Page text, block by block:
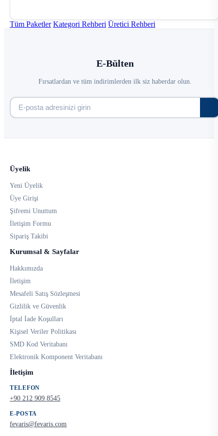
Tüm Paketler Kategori Rehberi Üretici Rehberi
E-Bülten
Fırsatlardan ve tüm indirimlerden ilk siz haberdar olun.
Üyelik
Yeni Üyelik
Üye Girişi
Şifremi Unuttum
İletişim Formu
Sipariş Takibi
Kurumsal & Sayfalar
Hakkımızda
İletişim
Mesafeli Satış Sözleşmesi
Gizlilik ve Güvenlik
İptal İade Koşulları
Kişisel Veriler Politikası
SMD Kod Veritabanı
Elektronik Komponent Veritabanı
İletişim
TELEFON
+90 212 909 8545
E-POSTA
fevaris@fevaris.com